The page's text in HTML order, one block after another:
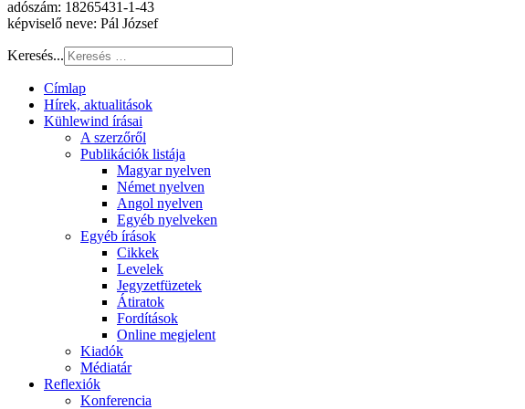
adószám: 18265431-1-43
képviselő neve: Pál József
Keresés...
Címlap
Hírek, aktualitások
Kühlewind írásai
A szerzőről
Publikációk listája
Magyar nyelven
Német nyelven
Angol nyelven
Egyéb nyelveken
Egyéb írások
Cikkek
Levelek
Jegyzetfüzetek
Átiratok
Fordítások
Online megjelent
Kiadók
Médiatár
Reflexiók
Konferencia